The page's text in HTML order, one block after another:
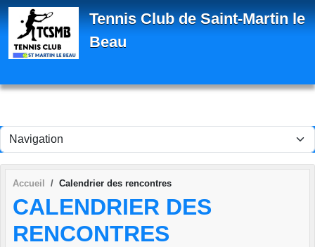
Tennis Club de Saint-Martin le
Beau
Accueil Calendrier des rencontres
CALENDRIER DES
RENCONTRES
Panneau de gestion des cookies